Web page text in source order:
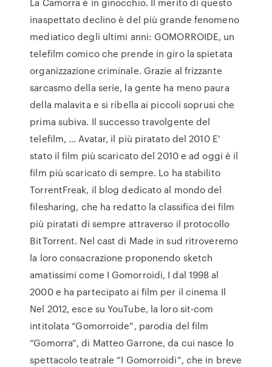
inaspettato declino è del più grande fenomeno
mediatico degli ultimi anni: GOMORROIDE, un
telefilm comico che prende in giro la spietata
organizzazione criminale. Grazie al frizzante
sarcasmo della serie, la gente ha meno paura
della malavita e si ribella ai piccoli soprusi che
prima subiva. Il successo travolgente del
telefilm, … Avatar, il più piratato del 2010 E'
stato il film più scaricato del 2010 e ad oggi è il
film più scaricato di sempre. Lo ha stabilito
TorrentFreak, il blog dedicato al mondo del
filesharing, che ha redatto la classifica dei film
più piratati di sempre attraverso il protocollo
BitTorrent. Nel cast di Made in sud ritroveremo
la loro consacrazione proponendo sketch
amatissimi come I Gomorroidi, I dal 1998 al
2000 e ha partecipato ai film per il cinema Il
Nel 2012, esce su YouTube, la loro sit-com
intitolata “Gomorroide”, parodia del film
“Gomorra”, di Matteo Garrone, da cui nasce lo
spettacolo teatrale “I Gomorroidi”, che in breve